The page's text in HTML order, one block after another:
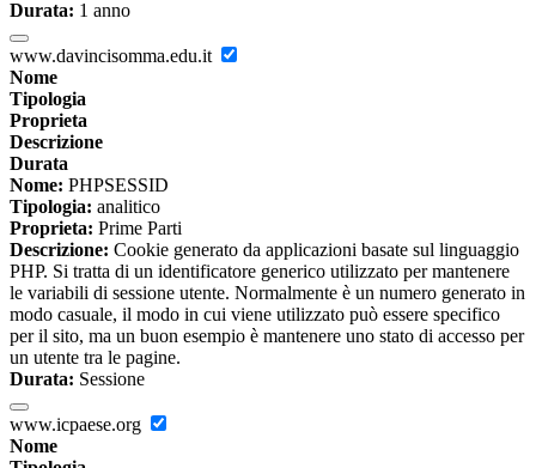
Durata: 1 anno
www.davincisomma.edu.it
Nome
Tipologia
Proprieta
Descrizione
Durata
Nome: PHPSESSID
Tipologia: analitico
Proprieta: Prime Parti
Descrizione: Cookie generato da applicazioni basate sul linguaggio
PHP. Si tratta di un identificatore generico utilizzato per mantenere
le variabili di sessione utente. Normalmente è un numero generato in
modo casuale, il modo in cui viene utilizzato può essere specifico
per il sito, ma un buon esempio è mantenere uno stato di accesso per
un utente tra le pagine.
Durata: Sessione
www.icpaese.org
Nome